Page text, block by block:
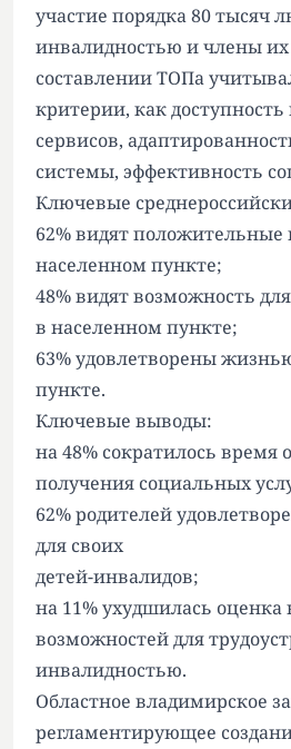
участие порядка 80 тысяч
инвалидностью и члены
составлении ТОПа
критерии, как
сервисов,
системы, эффективность
Ключевые
62% видят положительные
населенном пункте;
48% видят возможность
в населенном пункте;
63% удовлетворены
пункте.
Ключевые выводы:
на 48% сократилось время
получения социальных
62% родителей
для своих
детей-инвалидов;
на 11% ухудшилась оценка
возможностей для
инвалидностью.
Областное владимирское
регламентирующее